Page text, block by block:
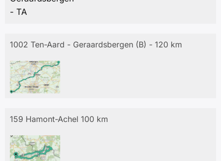
1002 Ten-Aard - Geraardsbergen (B) - 120 km
159 Hamont-Achel 100 km